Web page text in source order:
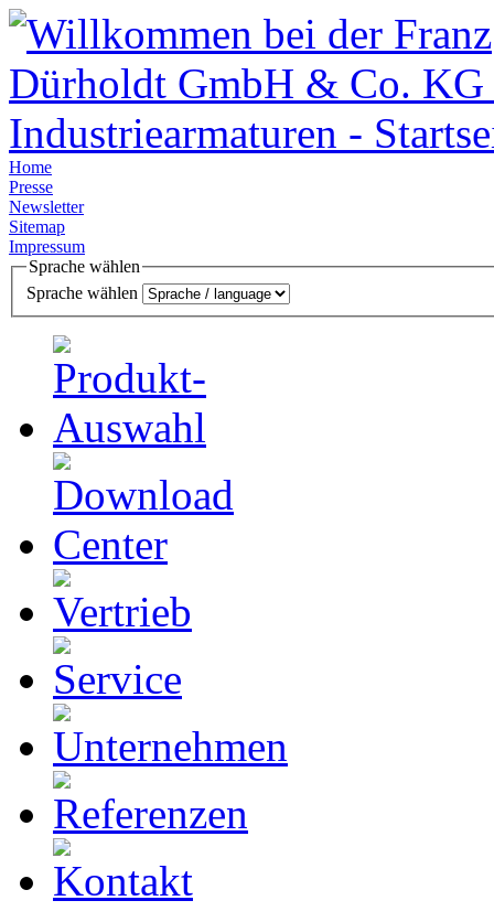
Home
Presse
Newsletter
Sitemap
Impressum
Sprache wählen
Sprache wählen